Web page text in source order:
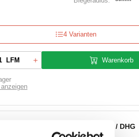
4 Varianten
LFM Warenkorb
anzeigen
HEISSWASSERSCHLAUCH / DHG